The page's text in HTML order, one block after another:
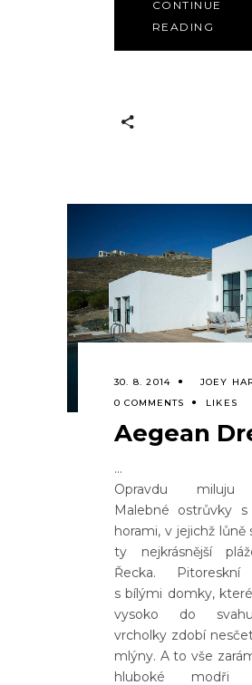
CONTINUE
READING
30. 8. 2014
JOEY
0 COMMENTS
LIKES
Aegean
Opravdu miluju
Malebné ostrůvky s
horami, v jejichž lůně
ty nejkrásnější
Řecka. Pitoreskní
s bílými domky,
vysoko do
vrcholky zdobí
mlýny. A to vše
hluboké modři